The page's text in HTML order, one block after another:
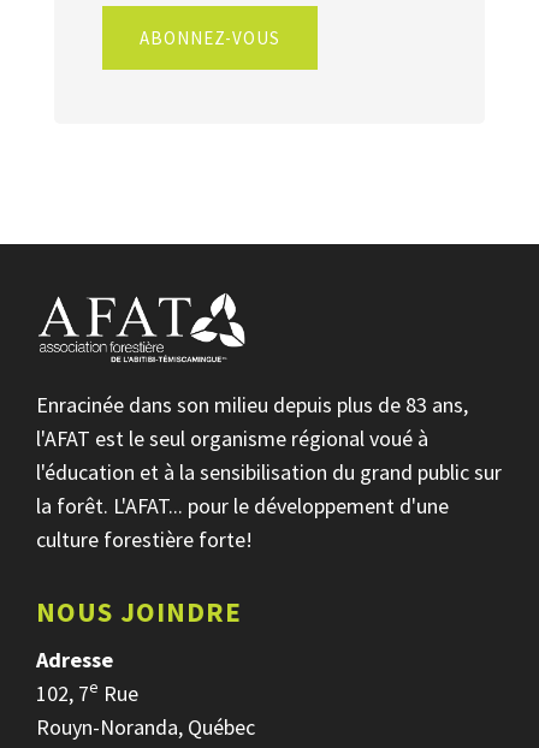
ABONNEZ-VOUS
Enracinée dans son milieu depuis plus de 83 ans,
l'AFAT est le seul organisme régional voué à
l'éducation et à la sensibilisation du grand public sur
la forêt. L'AFAT... pour le développement d'une
culture forestière forte!
NOUS JOINDRE
Adresse
102, 7e Rue
Rouyn-Noranda, Québec